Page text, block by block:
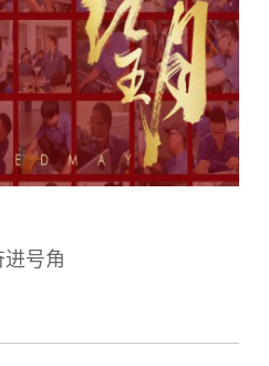
号角